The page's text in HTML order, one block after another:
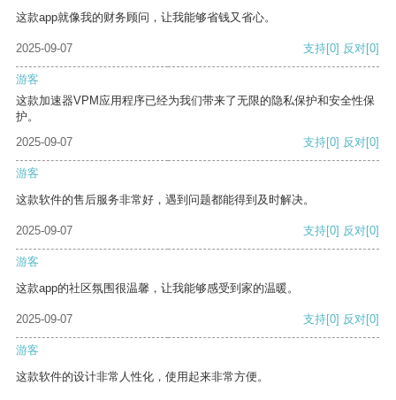
这款app就像我的财务顾问，让我能够省钱又省心。
2025-09-07 支持[0] 反对[0]
游客
这款加速器VPM应用程序已经为我们带来了无限的隐私保护和安全性保
护。
2025-09-07
支持[0] 反对[0]
游客
这款软件的售后服务非常好，遇到问题都能得到及时解决。
2025-09-07 支持[0] 反对[0]
游客
这款app的社区氛围很温馨，让我能够感受到家的温暖。
2025-09-07 支持[0] 反对[0]
游客
这款软件的设计非常人性化，使用起来非常方便。